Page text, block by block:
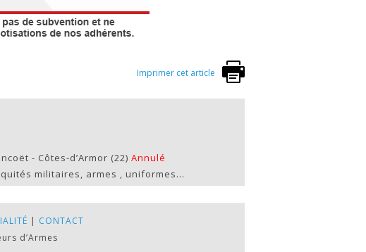
Imprimer cet article
- Côtes-d’Armor (22) Annulé
militaires, armes , uniformes…
| CONTACT
d’Armes